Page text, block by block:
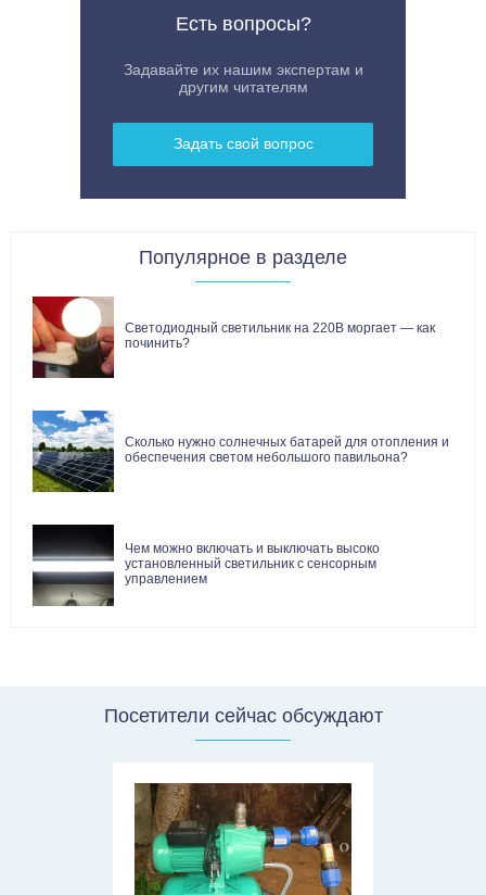
Есть вопросы?
Задавайте их нашим экспертам и
другим читателям
Задать свой вопрос
Популярное в разделе
Светодиодный светильник на 220В моргает — как
починить?
Сколько нужно солнечных батарей для отопления и
обеспечения светом небольшого павильона?
Чем можно включать и выключать высоко
установленный светильник с сенсорным
управлением
Посетители сейчас обсуждают